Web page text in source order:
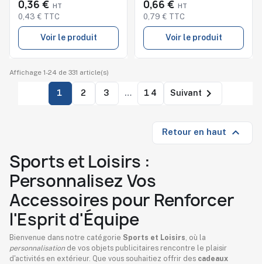
0,36 €
0,43 € TTC
Voir le produit
0,66 €
0,79 € TTC
Voir le produit
Affichage 1-24 de 331 article(s)
1 2 3 … 14 Suivant 
Retour en haut 
Sports et Loisirs :
Personnalisez Vos
Accessoires pour Renforcer
l'Esprit d'Équipe
Bienvenue dans notre catégorie Sports et Loisirs, où la
personnalisationde vos objets publicitaires rencontre le plaisir
d'activités en extérieur. Que vous souhaitiez offrir des cadeaux